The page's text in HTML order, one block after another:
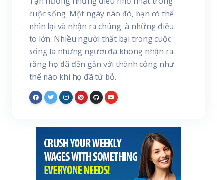
cuộc sống. Một ngày nào đó, bạn có thể
nhìn lại và nhận ra chúng là những điều
to lớn. Nhiều người thất bại trong cuộc
sống là những người đã không nhận ra
rằng họ đã đến gần với thành công như
thế nào khi họ đã từ bỏ.